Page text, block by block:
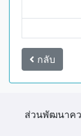
กลับ
ส่วนพัฒนาค